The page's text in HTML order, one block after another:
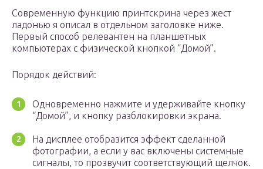
Современную функцию принтскрина через жест
ладонью я описал в отдельном заголовке ниже.
Первый способ релевантен на планшетных
компьютерах с физической кнопкой “Домой”.
Порядок действий:
Одновременно нажмите и удерживайте кнопку
“Домой”, и кнопку разблокировки экрана.
На дисплее отобразится эффект сделанной
фотографии, а если у вас включены системные
сигналы, то прозвучит соответствующий щелчок.